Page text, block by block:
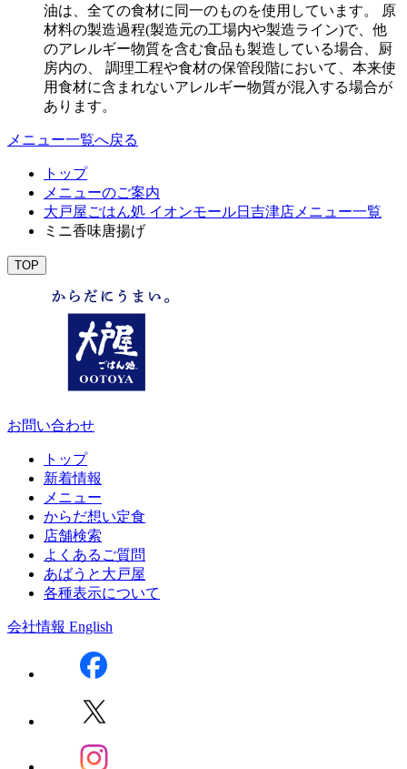
油は、全ての食材に同一のものを使用しています。 原
材料の製造過程(製造元の工場内や製造ライン)で、他
のアレルギー物質を含む食品も製造している場合、厨
房内の、 調理工程や食材の保管段階において、本来使
用食材に含まれないアレルギー物質が混入する場合が
あります。
メニュー一覧へ戻る
トップ
メニューのご案内
大戸屋ごはん処 イオンモール日吉津店メニュー一覧
ミニ香味唐揚げ
TOP
お問い合わせ
トップ
新着情報
メニュー
からだ想い定食
店舗検索
よくあるご質問
あばうと大戸屋
各種表示について
会社情報 English